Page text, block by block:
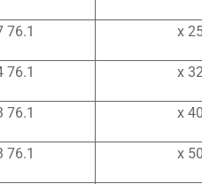
76.1 x 33.7
76.1 x 42.4
76.1 x 48.3
76.1 x 60.3